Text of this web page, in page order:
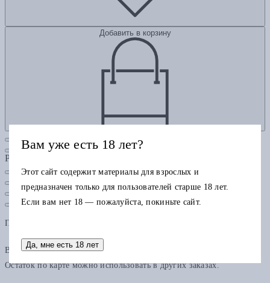
Добавить в корзину
Рубрики
Подарочная карта
В одном заказе можно применить только одну подарочную карту.
Остаток по карте можно использовать в других заказах.
Вам уже есть 18 лет?
Этот сайт содержит материалы для взрослых и
предназначен только для пользователей старше 18 лет.
Если вам нет 18 — пожалуйста, покиньте сайт.
Да, мне есть 18 лет